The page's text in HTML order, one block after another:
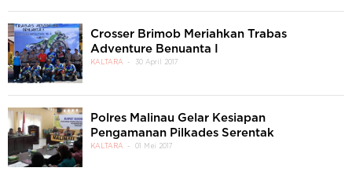
Crosser Brimob Meriahkan Trabas
Adventure Benuanta I
KALTARA 30 April 2017
Polres Malinau Gelar Kesiapan
Pengamanan Pilkades Serentak
KALTARA 01 Mei 2017